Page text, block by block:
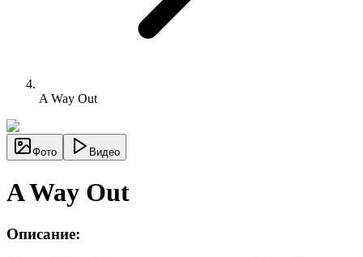
A Way Out
Фото Видео
A Way Out
Описание: